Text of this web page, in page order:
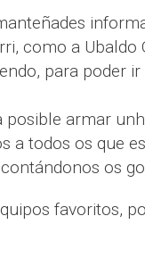
como a Ubaldo
para poder
armar
a todos os que
os
favoritos,